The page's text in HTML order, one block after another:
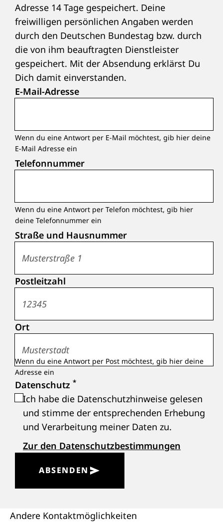
Adresse 14 Tage gespeichert. Deine
freiwilligen persönlichen Angaben werden
durch den Deutschen Bundestag bzw. durch
die von ihm beauftragten Dienstleister
gespeichert. Mit der Absendung erklärst Du
Dich damit einverstanden.
E-Mail-Adresse
Wenn du eine Antwort per E-Mail möchtest, gib hier deine
E-Mail Adresse ein
Telefonnummer
Wenn du eine Antwort per Telefon möchtest, gib hier
deine Telefonnummer ein
Straße und Hausnummer
Postleitzahl
Ort
Wenn du eine Antwort per Post möchtest, gib hier deine
Adresse ein
Datenschutz *
Ich habe die Datenschutzhinweise gelesen
und stimme der entsprechenden Erhebung
und Verarbeitung meiner Daten zu.
Zur den Datenschutzbestimmungen
ABSENDEN
Andere Kontaktmöglichkeiten